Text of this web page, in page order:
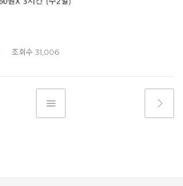
조회수 31,006